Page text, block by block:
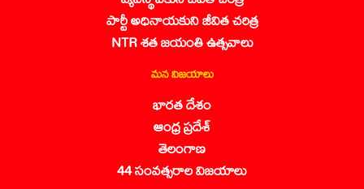
పార్టీ అధినాయకుని జీవిత చరిత్ర
NTR శత జయంతి ఉత్సవాలు
మన విజయాలు
భారత దేశం
ఆంధ్ర ప్రదేశ్
తెలంగాణ
44 సంవత్సరాల విజయాలు